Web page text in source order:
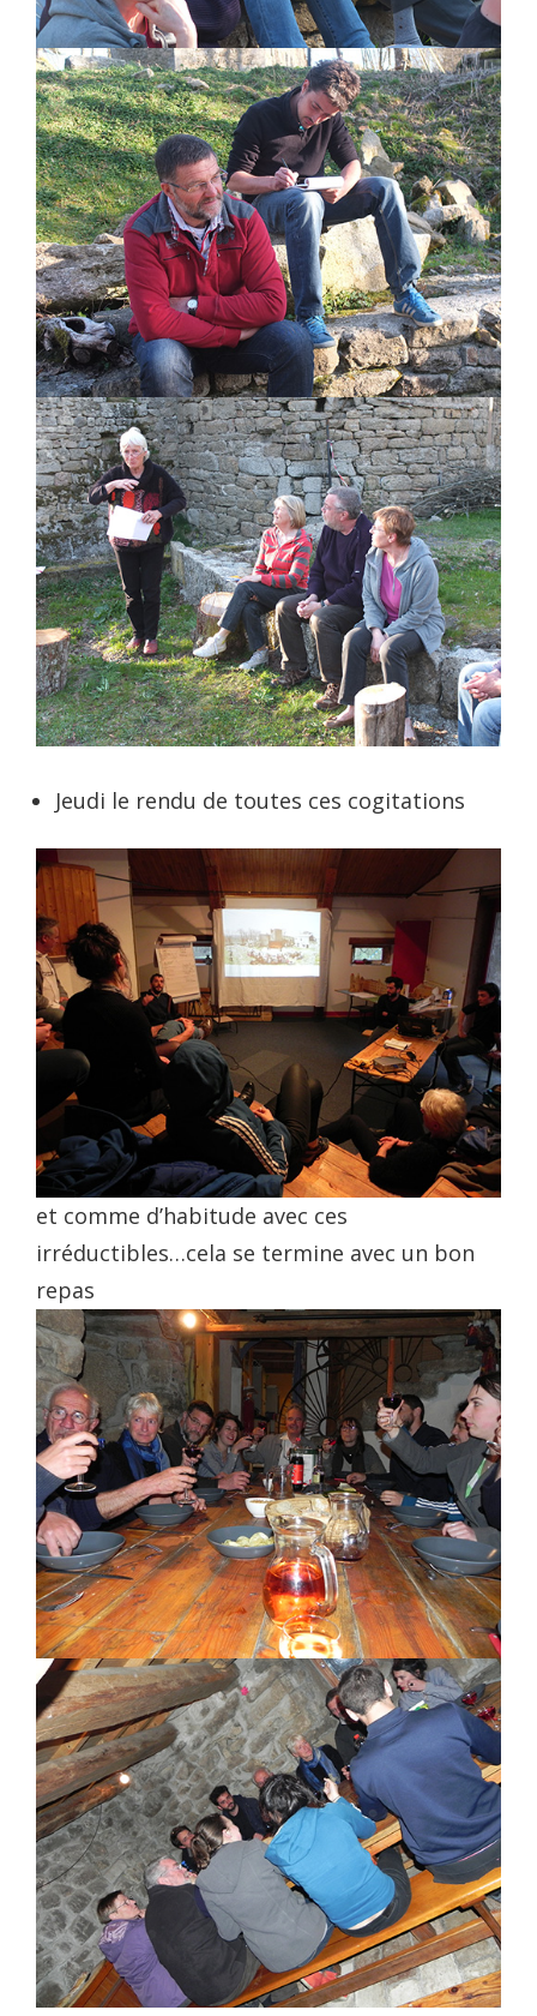
Jeudi le rendu de toutes ces cogitations
et comme d’habitude avec ces
irréductibles…cela se termine avec un bon
repas